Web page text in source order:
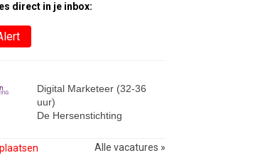
direct in je inbox:
Digital Marketeer (32-36
uur)
De Hersenstichting
Alle vacatures »